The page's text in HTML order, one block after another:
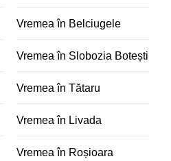
Vremea în Belciugele
Vremea în Slobozia Botești
Vremea în Tătaru
Vremea în Livada
Vremea în Roșioara